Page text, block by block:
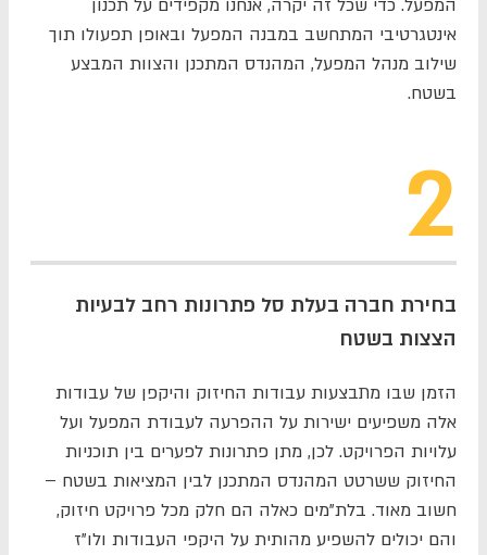
המפעל. כדי שכל זה יקרה, אנחנו מקפידים על תכנון
אינטגרטיבי המתחשב במבנה המפעל ובאופן תפעולו תוך
שילוב מנהל המפעל, המהנדס המתכנן והצוות המבצע
בשטח.
2
בחירת חברה בעלת סל פתרונות רחב לבעיות
הצצות בשטח
הזמן שבו מתבצעות עבודות החיזוק והיקפן של עבודות
אלה משפיעים ישירות על ההפרעה לעבודת המפעל ועל
עלויות הפרויקט. לכן, מתן פתרונות לפערים בין תוכניות
החיזוק ששרטט המהנדס המתכנן לבין המציאות בשטח –
חשוב מאוד. בלת"מים כאלה הם חלק מכל פרויקט חיזוק,
והם יכולים להשפיע מהותית על היקפי העבודות ולו"ז